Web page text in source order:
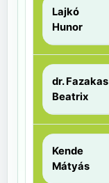
Lajkó
Hunor
dr. Fazakas
Beatrix
Kende
Mátyás